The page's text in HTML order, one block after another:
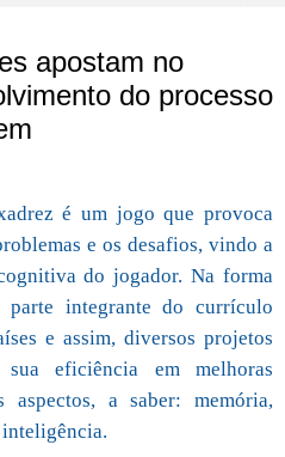
apostam no
do processo
é um jogo que provoca
e os desafios, vindo a
do jogador. Na forma
integrante do currículo
e assim, diversos projetos
eficiência em melhoras
aspectos, a saber: memória,